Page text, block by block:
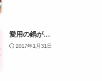
愛用の鍋が…
2017年1月31日